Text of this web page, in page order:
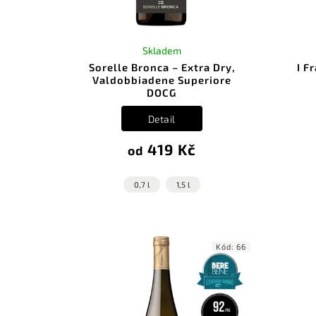
Sorelle Bronca – Extra Dry,
Valdobbiadene Superiore
DOCG
Skladem
od 419 Kč
Detail
0,7 l 1,5 l
I
Kód:66